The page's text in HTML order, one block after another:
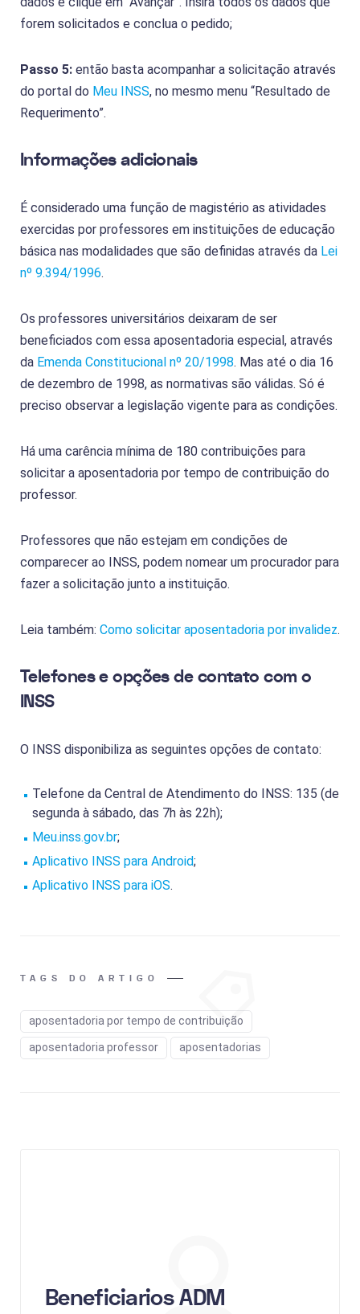
forem solicitados e conclua o pedido;
Passo 5: então basta acompanhar a solicitação através
do portal do Meu INSS, no mesmo menu “Resultado de
Requerimento”.
Informações adicionais
É considerado uma função de magistério as atividades
exercidas por professores em instituições de educação
básica nas modalidades que são definidas através da Lei
nº 9.394/1996.
Os professores universitários deixaram de ser
beneficiados com essa aposentadoria especial, através
da Emenda Constitucional nº 20/1998. Mas até o dia 16
de dezembro de 1998, as normativas são válidas. Só é
preciso observar a legislação vigente para as condições.
Há uma carência mínima de 180 contribuições para
solicitar a aposentadoria por tempo de contribuição do
professor.
Professores que não estejam em condições de
comparecer ao INSS, podem nomear um procurador para
fazer a solicitação junto a instituição.
Leia também: Como solicitar aposentadoria por invalidez.
Telefones e opções de contato com o
INSS
O INSS disponibiliza as seguintes opções de contato:
Telefone da Central de Atendimento do INSS: 135 (de
segunda à sábado, das 7h às 22h);
Meu.inss.gov.br;
Aplicativo INSS para Android;
Aplicativo INSS para iOS.
TAGS DO ARTIGO
aposentadoria por tempo de contribuição
aposentadoria professor aposentadorias
Beneficiarios ADM